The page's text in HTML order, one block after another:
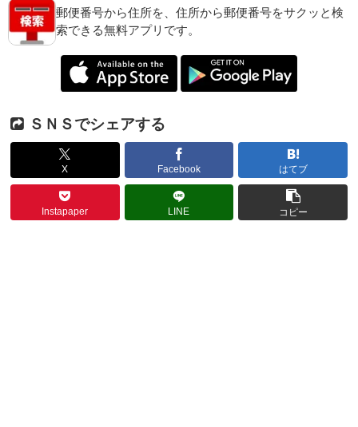
郵便番号から住所を、住所から郵便番号をサクッと検
索できる無料アプリです。
ＳＮＳでシェアする
X Facebook はてブ
Instapaper LINE コピー